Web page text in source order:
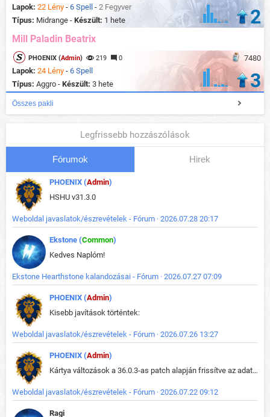
Lapok: 22 Lény - 6 Spell - 2 Fegyver
Típus: Midrange - Készült: 1 hete 2
Mill Paladin Beatrix
7480
PHOENIX (Admin) 219 0
Lapok: 24 Lény - 6 Spell
Típus: Aggro - Készült: 3 hete 3
Összes pakli
Legfrissebb hozzászólások
Fórumok Hirek
PHOENIX (Admin)
HSHU v31.3.0
Weboldal javaslatok/észrevételek - Fórum · 2026.07.28 20:17
Ekstone (Common)
Kedves Naplóm!
Ekstone Hearthstone kalandozásai - Fórum · 2026.07.27 07:09
PHOENIX (Admin)
Kisebb javítások történtek:
Weboldal javaslatok/észrevételek - Fórum · 2026.07.26 13:27
PHOENIX (Admin)
Kártya változások a 36.0.3-as patch alapján frissítve az adatbázisban (képek is cserélve).
Weboldal javaslatok/észrevételek - Fórum · 2026.07.22 09:12
Ragi